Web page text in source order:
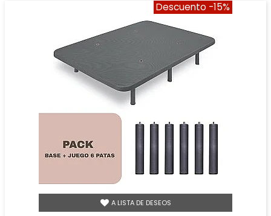
Descuento -15%
A LISTA DE DESEOS